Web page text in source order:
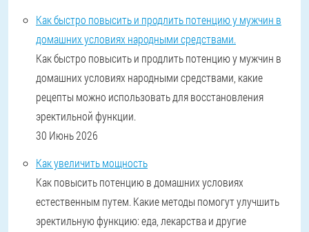
Как быстро повысить и продлить потенцию у мужчин в
домашних условиях народными средствами.
Как быстро повысить и продлить потенцию у мужчин в
домашних условиях народными средствами, какие
рецепты можно использовать для восстановления
эректильной функции.
30 Июнь 2026
Как увеличить мощность
Как повысить потенцию в домашних условиях
естественным путем. Какие методы помогут улучшить
эректильную функцию: еда, лекарства и другие